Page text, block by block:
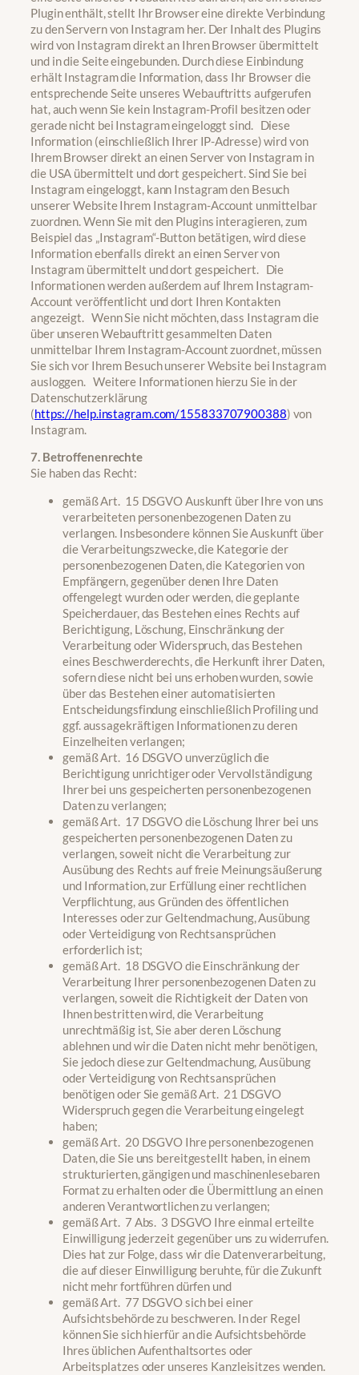
Plugin enthält, stellt Ihr Browser eine direkte Verbindung
zu den Servern von Instagram her. Der Inhalt des Plugins
wird von Instagram direkt an Ihren Browser übermittelt
und in die Seite eingebunden. Durch diese Einbindung
erhält Instagram die Information, dass Ihr Browser die
entsprechende Seite unseres Webauftritts aufgerufen
hat, auch wenn Sie kein Instagram-Profil besitzen oder
gerade nicht bei Instagram eingeloggt sind. Diese
Information (einschließlich Ihrer IP-Adresse) wird von
Ihrem Browser direkt an einen Server von Instagram in
die USA übermittelt und dort gespeichert. Sind Sie bei
Instagram eingeloggt, kann Instagram den Besuch
unserer Website Ihrem Instagram-Account unmittelbar
zuordnen. Wenn Sie mit den Plugins interagieren, zum
Beispiel das „Instagram“-Button betätigen, wird diese
Information ebenfalls direkt an einen Server von
Instagram übermittelt und dort gespeichert. Die
Informationen werden außerdem auf Ihrem Instagram-
Account veröffentlicht und dort Ihren Kontakten
angezeigt. Wenn Sie nicht möchten, dass Instagram die
über unseren Webauftritt gesammelten Daten
unmittelbar Ihrem Instagram-Account zuordnet, müssen
Sie sich vor Ihrem Besuch unserer Website bei Instagram
ausloggen. Weitere Informationen hierzu Sie in der
Datenschutzerklärung
(https://help.instagram.com/155833707900388) von
Instagram.
7. Betroffenenrechte
Sie haben das Recht:
gemäß Art. 15 DSGVO Auskunft über Ihre von uns
verarbeiteten personenbezogenen Daten zu
verlangen. Insbesondere können Sie Auskunft über
die Verarbeitungszwecke, die Kategorie der
personenbezogenen Daten, die Kategorien von
Empfängern, gegenüber denen Ihre Daten
offengelegt wurden oder werden, die geplante
Speicherdauer, das Bestehen eines Rechts auf
Berichtigung, Löschung, Einschränkung der
Verarbeitung oder Widerspruch, das Bestehen
eines Beschwerderechts, die Herkunft ihrer Daten,
sofern diese nicht bei uns erhoben wurden, sowie
über das Bestehen einer automatisierten
Entscheidungsfindung einschließlich Profiling und
ggf. aussagekräftigen Informationen zu deren
Einzelheiten verlangen;
gemäß Art. 16 DSGVO unverzüglich die
Berichtigung unrichtiger oder Vervollständigung
Ihrer bei uns gespeicherten personenbezogenen
Daten zu verlangen;
gemäß Art. 17 DSGVO die Löschung Ihrer bei uns
gespeicherten personenbezogenen Daten zu
verlangen, soweit nicht die Verarbeitung zur
Ausübung des Rechts auf freie Meinungsäußerung
und Information, zur Erfüllung einer rechtlichen
Verpflichtung, aus Gründen des öffentlichen
Interesses oder zur Geltendmachung, Ausübung
oder Verteidigung von Rechtsansprüchen
erforderlich ist;
gemäß Art. 18 DSGVO die Einschränkung der
Verarbeitung Ihrer personenbezogenen Daten zu
verlangen, soweit die Richtigkeit der Daten von
Ihnen bestritten wird, die Verarbeitung
unrechtmäßig ist, Sie aber deren Löschung
ablehnen und wir die Daten nicht mehr benötigen,
Sie jedoch diese zur Geltendmachung, Ausübung
oder Verteidigung von Rechtsansprüchen
benötigen oder Sie gemäß Art. 21 DSGVO
Widerspruch gegen die Verarbeitung eingelegt
haben;
gemäß Art. 20 DSGVO Ihre personenbezogenen
Daten, die Sie uns bereitgestellt haben, in einem
strukturierten, gängigen und maschinenlesebaren
Format zu erhalten oder die Übermittlung an einen
anderen Verantwortlichen zu verlangen;
gemäß Art. 7 Abs. 3 DSGVO Ihre einmal erteilte
Einwilligung jederzeit gegenüber uns zu widerrufen.
Dies hat zur Folge, dass wir die Datenverarbeitung,
die auf dieser Einwilligung beruhte, für die Zukunft
nicht mehr fortführen dürfen und
gemäß Art. 77 DSGVO sich bei einer
Aufsichtsbehörde zu beschweren. In der Regel
können Sie sich hierfür an die Aufsichtsbehörde
Ihres üblichen Aufenthaltsortes oder
Arbeitsplatzes oder unseres Kanzleisitzes wenden.